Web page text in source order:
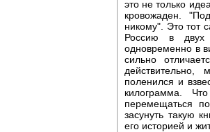
это не только
кровожаден.
никому". Это тот
Россию в двух
одновременно в
сильно
поленился и
килограмма.
перемещаться
засунуть такую
его историей и